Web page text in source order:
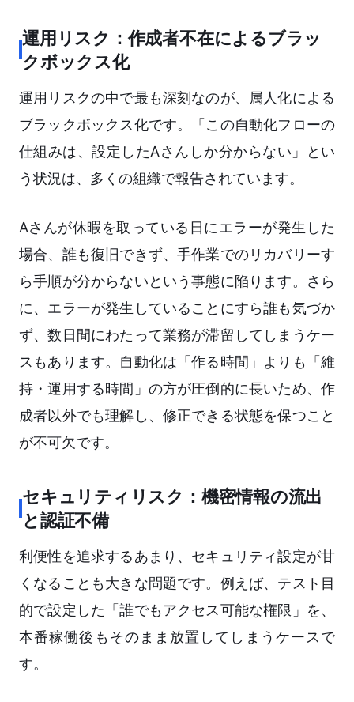
運用リスク：作成者不在によるブラッ
クボックス化
運用リスクの中で最も深刻なのが、属人化による
ブラックボックス化です。「この自動化フローの
仕組みは、設定したAさんしか分からない」とい
う状況は、多くの組織で報告されています。
Aさんが休暇を取っている日にエラーが発生した
場合、誰も復旧できず、手作業でのリカバリーす
ら手順が分からないという事態に陥ります。さら
に、エラーが発生していることにすら誰も気づか
ず、数日間にわたって業務が滞留してしまうケー
スもあります。自動化は「作る時間」よりも「維
持・運用する時間」の方が圧倒的に長いため、作
成者以外でも理解し、修正できる状態を保つこと
が不可欠です。
セキュリティリスク：機密情報の流出
と認証不備
利便性を追求するあまり、セキュリティ設定が甘
くなることも大きな問題です。例えば、テスト目
的で設定した「誰でもアクセス可能な権限」を、
本番稼働後もそのまま放置してしまうケースで
す。